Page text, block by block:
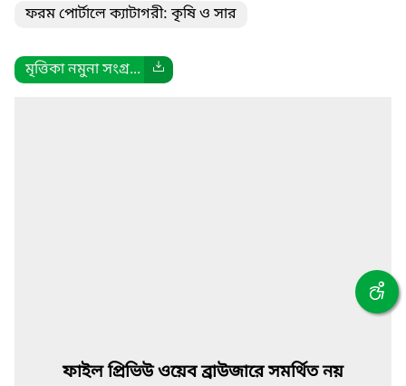
ফরম পোর্টালে ক্যাটাগরী: কৃষি ও সার
মৃত্তিকা নমুনা সংগ্র...
ফাইল প্রিভিউ ওয়েব ব্রাউজারে সমর্থিত নয়